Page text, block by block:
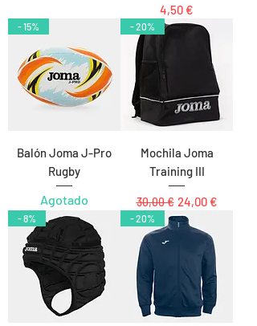
Precio
4,50 €
- 15%
Balón Joma J-Pro
Rugby
Agotado
- 20%
Mochila Joma
Training III
Precio
30,00 € Precio de oferta
24,00 €
- 8% - 20%